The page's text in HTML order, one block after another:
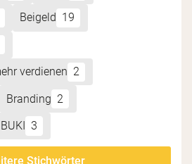
Beigeld 19
verdienen 2
Branding 2
BUKI 3
Stichwörter